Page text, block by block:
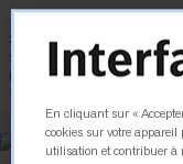
SR899
Step Repeat Collection
Dark Brown
8 couleurs
En cliquant sur «
cookies sur votre
utilisation et contribuer à